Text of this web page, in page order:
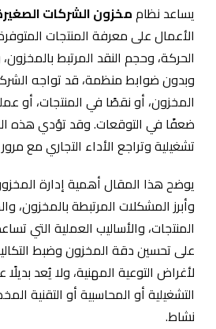
يساعد نظاممخزون الشركات
الأعمال على معرفة المنتجات
الحركة، وحجم النقد المرتبط
وبدون ضوابط منظمة، قد تواجه
المخزون، أو نقصًا في المنتجات، أو
ضعفًا في التوقعات. وقد تؤدي هذه
تشغيلية وتراجع الأداء التجاري مع
يوضح هذا المقال أهمية إدارة
وأبرز المشكلات المرتبطة بالمخزون،
المنتجات، والأساليب العملية التي
على تحسين دقة المخزون وضبط
لأغراض التوعية المهنية، ولا يُعد
التشغيلية أو المحاسبية أو التقنية
نشاط.